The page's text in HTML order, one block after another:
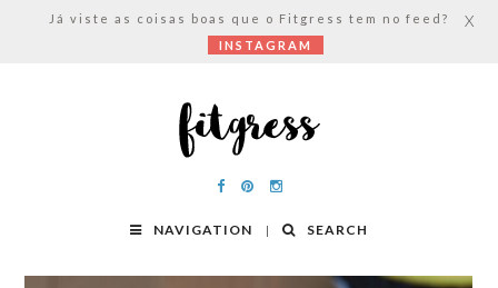
NAVIGATION SEARCH
Já viste as coisas boas que o Fitgress tem no feed?
INSTAGRAM
X